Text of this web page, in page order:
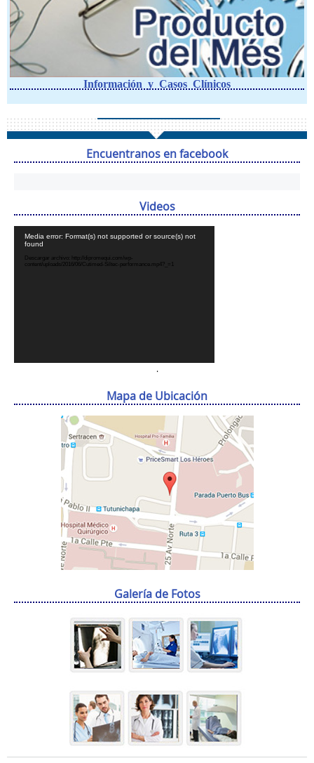
Información y Casos Clínicos
Encuentranos en facebook
Videos
de
Media error: Format(s) not supported or source(s) not
found
Descargar archivo: http://dipromequi.com/wp-
content/uploads/2016/06/Cutimed-Siltec-performance.mp4?_=1
.
Mapa de Ubicación
Galería de Fotos